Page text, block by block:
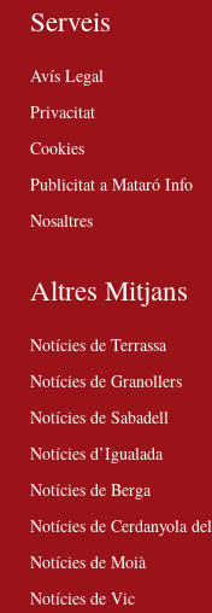
Serveis
Avís Legal
Privacitat
Cookies
Publicitat a Mataró Info
Nosaltres
Altres Mitjans
Notícies de Terrassa
Notícies de Granollers
Notícies de Sabadell
Notícies d’Igualada
Notícies de Berga
Notícies de Cerdanyola
Notícies de Moià
Notícies de Vic